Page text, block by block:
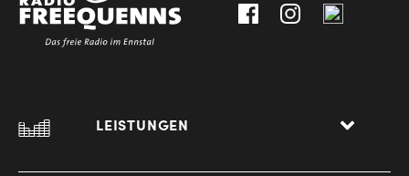
LEISTUNGEN